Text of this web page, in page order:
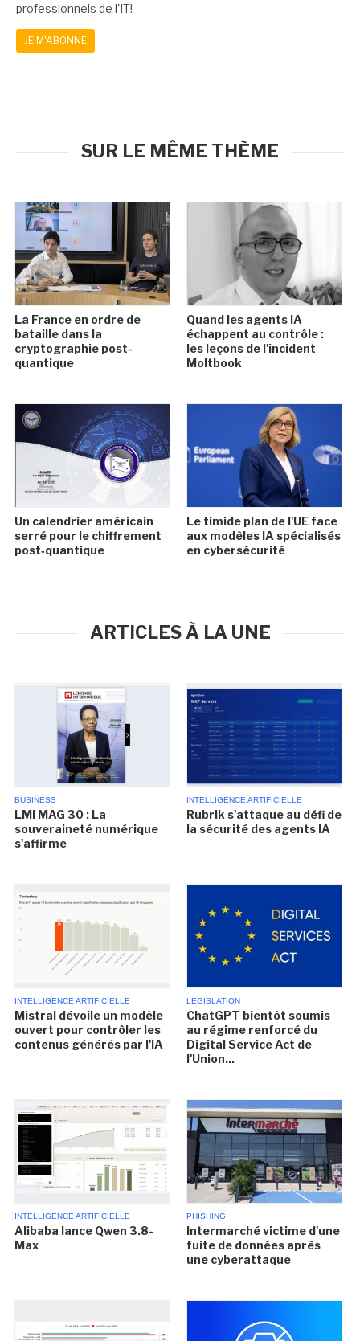
professionnels de l'IT!
JE M'ABONNE
SUR LE MÊME THÈME
La France en ordre de
bataille dans la
cryptographie post-
quantique
Quand les agents IA
échappent au contrôle :
les leçons de l'incident
Moltbook
Un calendrier américain
serré pour le chiffrement
post‑quantique
Le timide plan de l'UE face
aux modèles IA spécialisés
en cybersécurité
ARTICLES À LA UNE
BUSINESS
LMI MAG 30 : La
souveraineté numérique
s'affirme
INTELLIGENCE ARTIFICIELLE
Rubrik s'attaque au défi de
la sécurité des agents IA
INTELLIGENCE ARTIFICIELLE
Mistral dévoile un modèle
ouvert pour contrôler les
contenus générés par l'IA
LÉGISLATION
ChatGPT bientôt soumis
au régime renforcé du
Digital Service Act de
l'Union...
INTELLIGENCE ARTIFICIELLE
Alibaba lance Qwen 3.8-
Max
PHISHING
Intermarché victime d'une
fuite de données après
une cyberattaque